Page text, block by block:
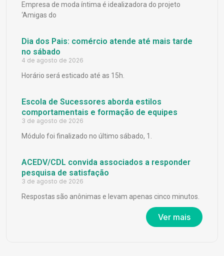
Empresa de moda íntima é idealizadora do projeto
‘Amigas do
Dia dos Pais: comércio atende até mais tarde
no sábado
4 de agosto de 2026
Horário será esticado até as 15h.
Escola de Sucessores aborda estilos
comportamentais e formação de equipes
3 de agosto de 2026
Módulo foi finalizado no último sábado, 1.
ACEDV/CDL convida associados a responder
pesquisa de satisfação
3 de agosto de 2026
Respostas são anônimas e levam apenas cinco minutos.
Ver mais